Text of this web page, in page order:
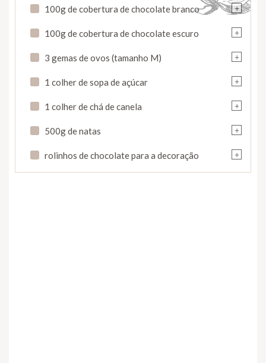
+
100g de cobertura de chocolate branco
+
100g de cobertura de chocolate escuro
+
3 gemas de ovos (tamanho M)
+
1 colher de sopa de açúcar
+
1 colher de chá de canela
+
500g de natas
+
rolinhos de chocolate para a decoração